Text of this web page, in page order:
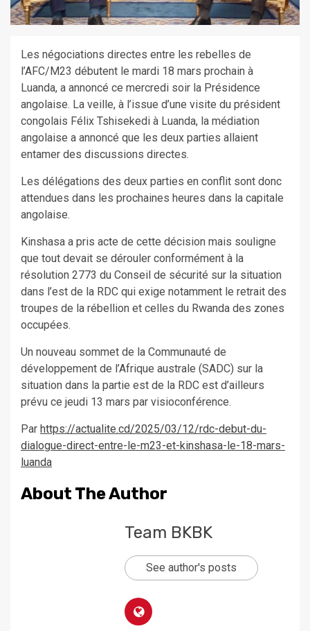
Les négociations directes entre les rebelles de
l’AFC/M23 débutent le mardi 18 mars prochain à
Luanda, a annoncé ce mercredi soir la Présidence
angolaise. La veille, à l’issue d’une visite du président
congolais Félix Tshisekedi à Luanda, la médiation
angolaise a annoncé que les deux parties allaient
entamer des discussions directes.
Les délégations des deux parties en conflit sont donc
attendues dans les prochaines heures dans la capitale
angolaise.
Kinshasa a pris acte de cette décision mais souligne
que tout devait se dérouler conformément à la
résolution 2773 du Conseil de sécurité sur la situation
dans l’est de la RDC qui exige notamment le retrait des
troupes de la rébellion et celles du Rwanda des zones
occupées.
Un nouveau sommet de la Communauté de
développement de l’Afrique australe (SADC) sur la
situation dans la partie est de la RDC est d’ailleurs
prévu ce jeudi 13 mars par visioconférence.
Par https://actualite.cd/2025/03/12/rdc-debut-du-
dialogue-direct-entre-le-m23-et-kinshasa-le-18-mars-
luanda
About The Author
Team BKBK
See author's posts